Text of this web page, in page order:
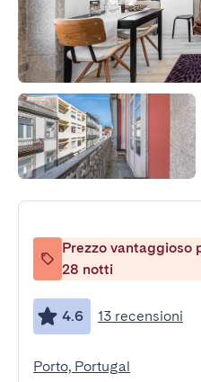
Prezzo vantaggioso
28 notti
4.6 13 recensioni
Porto, Portugal